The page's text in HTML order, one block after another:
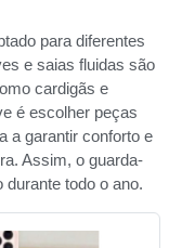
para diferentes
e saias fluidas são
cardigãs e
é escolher peças
a garantir conforto e
Assim, o guarda-
durante todo o ano.